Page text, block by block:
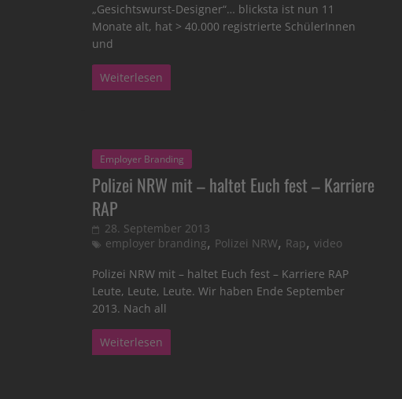
„Gesichtswurst-Designer“… blicksta ist nun 11
Monate alt, hat > 40.000 registrierte SchülerInnen
und
Weiterlesen
Employer Branding
Polizei NRW mit – haltet Euch fest – Karriere
RAP
28. September 2013
employer branding, Polizei NRW, Rap, video
Polizei NRW mit – haltet Euch fest – Karriere RAP
Leute, Leute, Leute. Wir haben Ende September
2013. Nach all
Weiterlesen